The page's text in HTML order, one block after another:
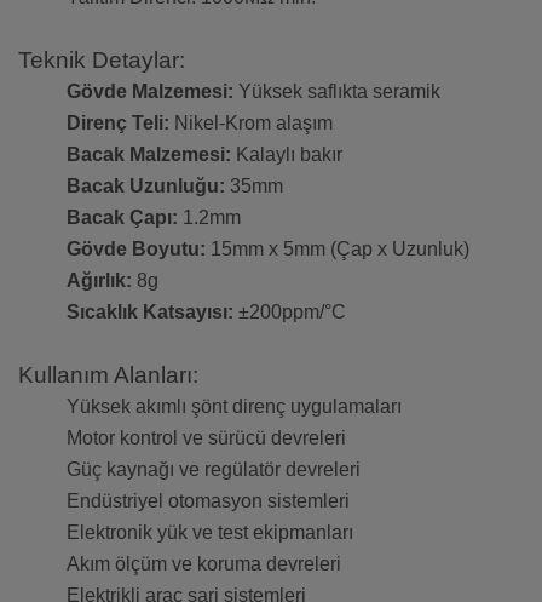
Teknik Detaylar:
Gövde Malzemesi: Yüksek saflıkta seramik
Direnç Teli: Nikel-Krom alaşım
Bacak Malzemesi: Kalaylı bakır
Bacak Uzunluğu: 35mm
Bacak Çapı: 1.2mm
Gövde Boyutu: 15mm x 5mm (Çap x Uzunluk)
Ağırlık: 8g
Sıcaklık Katsayısı: ±200ppm/°C
Kullanım Alanları:
Yüksek akımlı şönt direnç uygulamaları
Motor kontrol ve sürücü devreleri
Güç kaynağı ve regülatör devreleri
Endüstriyel otomasyon sistemleri
Elektronik yük ve test ekipmanları
Akım ölçüm ve koruma devreleri
Elektrikli araç şarj sistemleri